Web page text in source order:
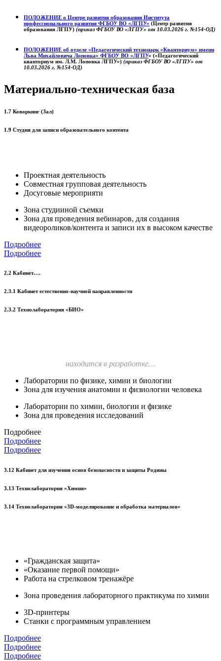
ПОЛОЖЕНИЕ о Центре развития образования Института
профессионального развития ФГБОУ ВО «ЛГПУ» (Центр развития
образования ЛГПУ) (приказ ФГБОУ ВО «ЛГПУ» от 10.03.2026 г. №154-ОД)
ПОЛОЖЕНИЕ об отделе «Педагогический технопарк «Кванториум» имени
Льва Михайловича Лоповка» ФГБОУ ВО «ЛГПУ» («Педагогический
кванториум им. Л.М. Лоповка ЛГПУ») (приказ ФГБОУ ВО «ЛГПУ» от
10.03.2026 г. №154-ОД)
Материально-техническая база
1.7 Коворкинг (Зал)
1.9 Студия для записи образовательного контента
Проектная деятельность
Совместная групповая деятельность
Досуговые мероприяти
Зона студииной съемки
Зона для проведения вебинаров, для создания
видеороликов/контента и записи их в высоком качестве
Подробнее
Подробнее
2.2 Кабинет….
2.3.1 Кабинет естественно-научной направленности
2.3.2 Технолаборатория «БИО»
находится в разработке…
Лаборатории по физике, химии и биологии
Зона для изучения анатомии и физиологии человека
Лаборатории по химии, биологии и физике
Зона для проведения исследований
Подробнее
Подробнее
Подробнее
3.12 Кабинет для изучения основ безопасности и защиты Родины
3.13 Технолаборатория «Химия»
3.14 Технолаборатория «3D-моделирование и обработка материалов»
«Гражданская защита»
«Оказание первой помощи»
Работа на стрелковом тренажёре
Зона проведения лабораторного практикума по химии
3D-принтеры
Станки с программным управлением
Подробнее
Подробнее
Подробнее